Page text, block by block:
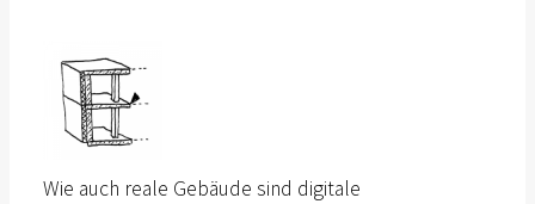
Wie auch reale Gebäude sind digitale